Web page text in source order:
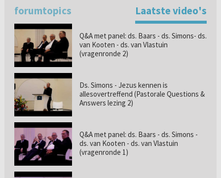
forumtopics Laatste video's
Q&A met panel: ds. Baars - ds. Simons- ds.
van Kooten - ds. van Vlastuin
(vragenronde 2)
Ds. Simons - Jezus kennen is
allesovertreffend (Pastorale Questions &
Answers lezing 2)
Q&A met panel: ds. Baars - ds. Simons -
ds. van Kooten - ds. van Vlastuin
(vragenronde 1)